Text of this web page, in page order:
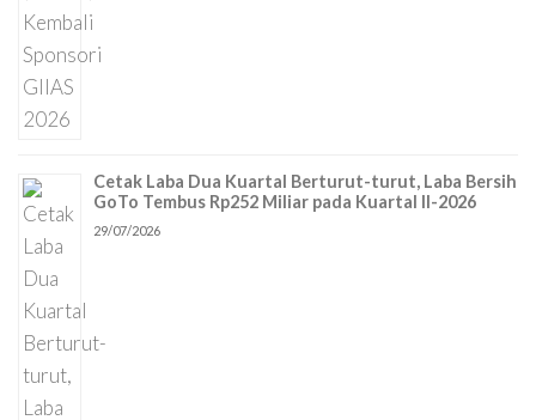
Cetak Laba Dua Kuartal Berturut-turut, Laba Bersih
GoTo Tembus Rp252 Miliar pada Kuartal II-2026
29/07/2026